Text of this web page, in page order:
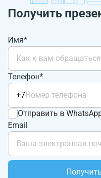
Получить
Имя*
Телефон*
+7
Отправить в
Email